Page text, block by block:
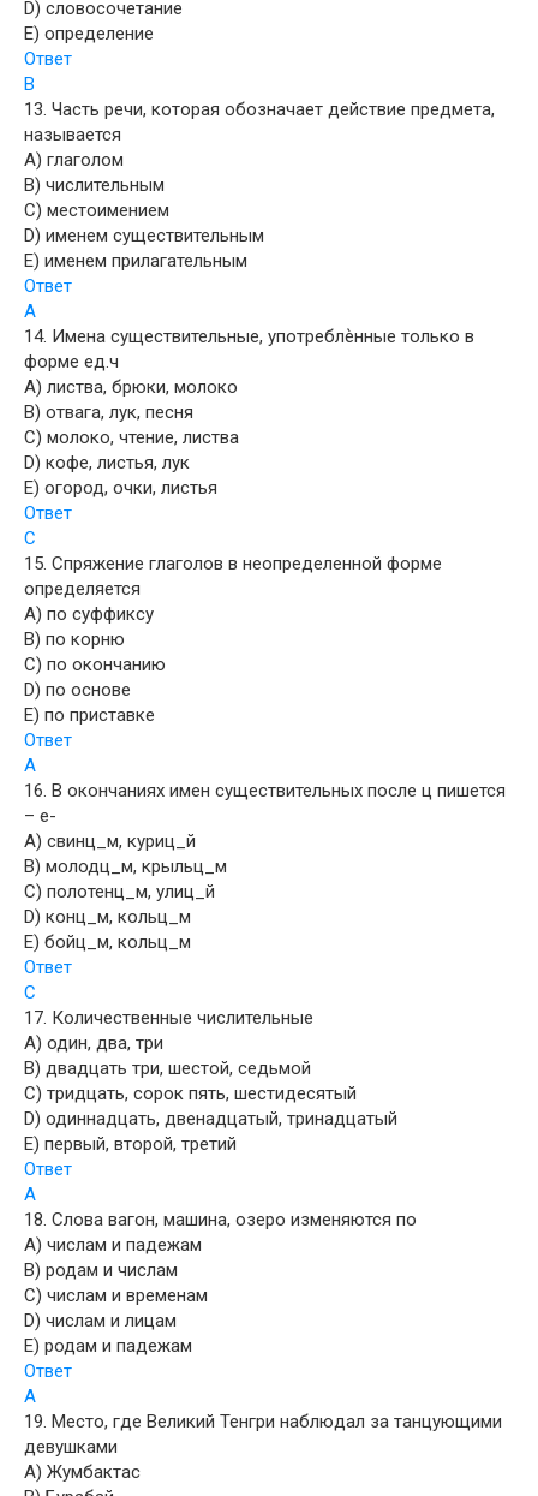
D) словосочетание
E) определение
Ответ
B
13. Часть речи, которая обозначает действие предмета,
называется
A) глаголом
B) числительным
C) местоимением
D) именем существительным
E) именем прилагательным
Ответ
А
14. Имена существительные, употреблѐнные только в
форме ед.ч
A) листва, брюки, молоко
B) отвага, лук, песня
C) молоко, чтение, листва
D) кофе, листья, лук
E) огород, очки, листья
Ответ
C
15. Спряжение глаголов в неопределенной форме
определяется
A) по суффиксу
B) по корню
C) по окончанию
D) по основе
E) по приставке
Ответ
A
16. В окончаниях имен существительных после ц пишется
– е-
A) свинц_м, куриц_й
B) молодц_м, крыльц_м
C) полотенц_м, улиц_й
D) конц_м, кольц_м
E) бойц_м, кольц_м
Ответ
C
17. Количественные числительные
A) один, два, три
B) двадцать три, шестой, седьмой
C) тридцать, сорок пять, шестидесятый
D) одиннадцать, двенадцатый, тринадцатый
E) первый, второй, третий
Ответ
A
18. Слова вагон, машина, озеро изменяются по
A) числам и падежам
B) родам и числам
C) числам и временам
D) числам и лицам
E) родам и падежам
Ответ
A
19. Место, где Великий Тенгри наблюдал за танцующими
девушками
A) Жумбактас